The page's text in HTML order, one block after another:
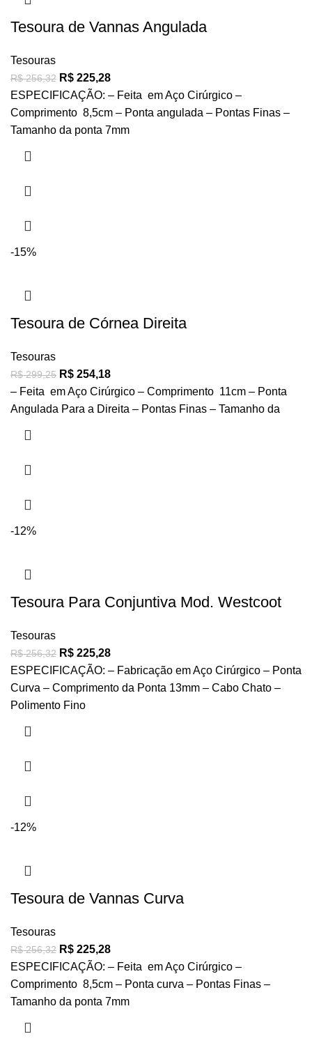
Tesoura de Vannas Angulada
Tesouras
R$256,32 R$ 225,28
ESPECIFICAÇÃO: – Feita em Aço Cirúrgico –
Comprimento 8,5cm – Ponta angulada – Pontas Finas –
Tamanho da ponta 7mm
-15%
Tesoura de Córnea Direita
Tesouras
R$299,25 R$ 254,18
– Feita em Aço Cirúrgico – Comprimento 11cm – Ponta
Angulada Para a Direita – Pontas Finas – Tamanho da
-12%
Tesoura Para Conjuntiva Mod. Westcoot
Tesouras
R$256,32 R$ 225,28
ESPECIFICAÇÃO: – Fabricação em Aço Cirúrgico – Ponta
Curva – Comprimento da Ponta 13mm – Cabo Chato –
Polimento Fino
-12%
Tesoura de Vannas Curva
Tesouras
R$256,32 R$ 225,28
ESPECIFICAÇÃO: – Feita em Aço Cirúrgico –
Comprimento 8,5cm – Ponta curva – Pontas Finas –
Tamanho da ponta 7mm